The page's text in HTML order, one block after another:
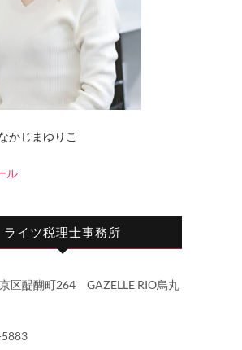
かじまゆりこ
ル
ライツ税理士事務所
区醍醐町264 GAZELLE RIO烏丸